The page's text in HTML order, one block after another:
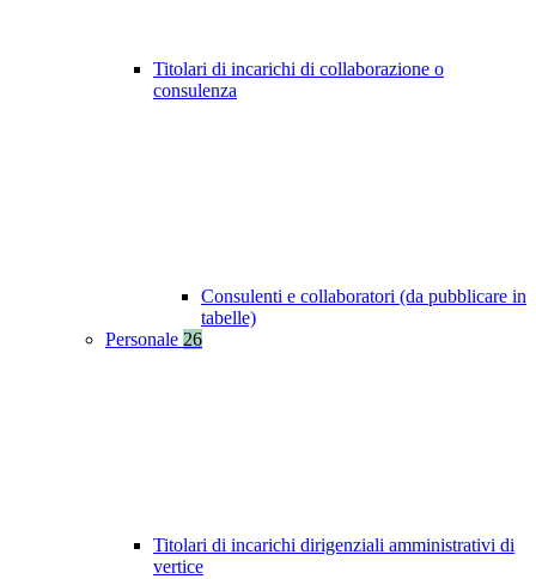
Titolari di incarichi di collaborazione o
consulenza
Consulenti e collaboratori (da pubblicare in
tabelle)
Personale 26
Titolari di incarichi dirigenziali amministrativi di
vertice